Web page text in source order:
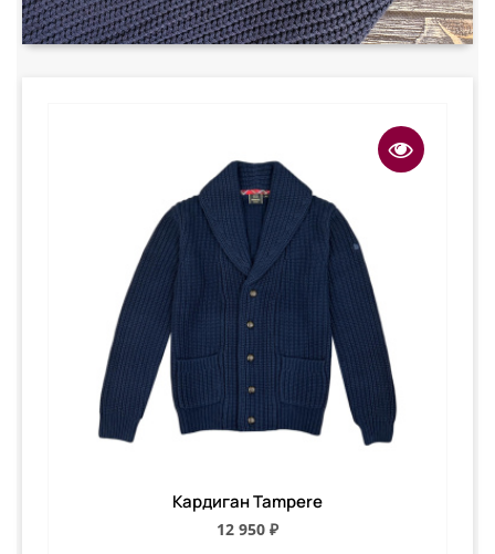
Кардиган Tampere
12 950 ₽